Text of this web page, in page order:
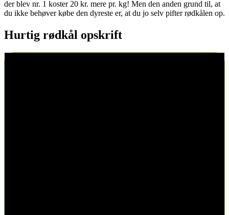
der blev nr. 1 koster 20 kr. mere pr. kg! Men den anden grund til, at
du ikke behøver købe den dyreste er, at du jo selv pifter rødkålen op.
Hurtig rødkål opskrift